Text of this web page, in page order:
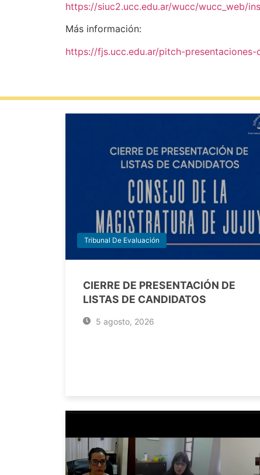
https://siuc2.ucc.edu.ar/wucc/wucc_web/
Más información:
https://fjs.ucc.edu.ar/pitch-
Tribunal De Evaluación
CIERRE DE PRESENTACIÓN DE
LISTAS DE CANDIDATOS
5 agosto, 2026